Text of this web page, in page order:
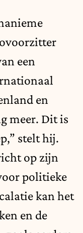
een
en
meer. Dit is
stelt hij.
op zijn
politieke
kan het
en de